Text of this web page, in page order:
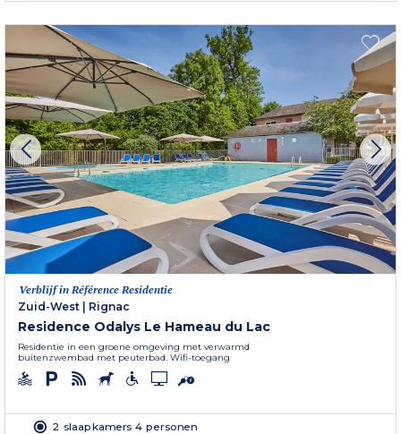
Verblijf in Référence Residentie
Zuid-West
Rignac
Residence Odalys Le Hameau du Lac
Residentie in een groene omgeving met verwarmd
buitenzwembad met peuterbad. Wifi-toegang
2 slaapkamers 4 personen